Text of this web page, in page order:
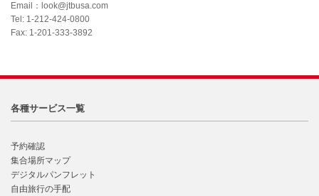
Email：look@jtbusa.com
Tel: 1-212-424-0800
Fax: 1-201-333-3892
各種サービス一覧
予約確認
集合場所マップ
デジタルパンフレット
自由旅行の手配